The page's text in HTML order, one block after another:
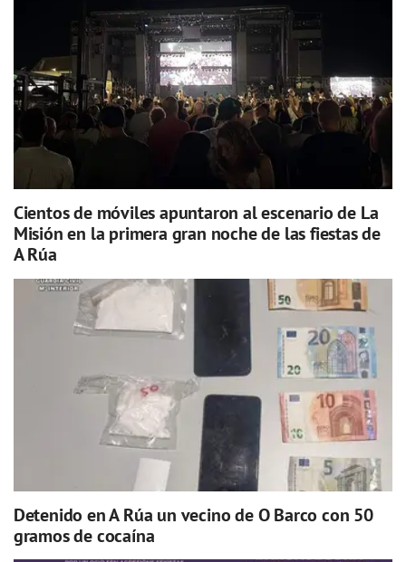
Cientos de móviles apuntaron al escenario de La
Misión en la primera gran noche de las fiestas de
A Rúa
Detenido en A Rúa un vecino de O Barco con 50
gramos de cocaína